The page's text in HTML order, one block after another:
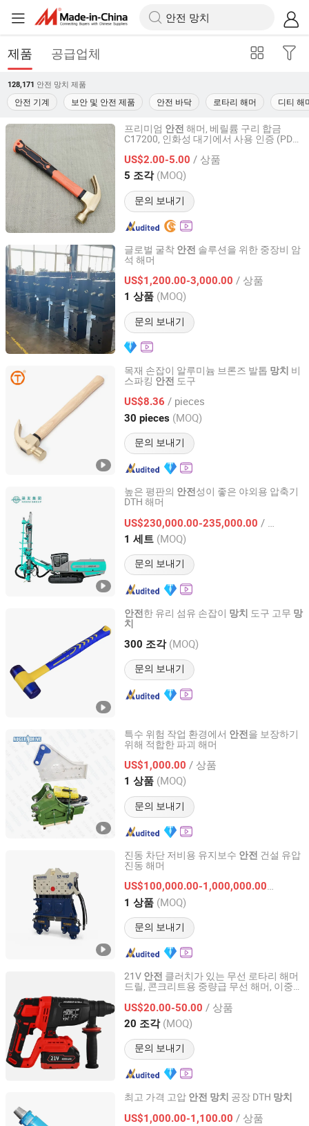
제품 공급업체
128,171 안전 망치 제품
안전 기계 보안 및 안전 제품 안전 바닥 로타리 해머 디티 해
프리미엄 안전 해머, 베릴륨 구리 합금
C17200, 인화성 대기에서 사용 인증 (PDF
US$2.00-5.00 / 상품
5 조각 (MOQ)
문의 보내기
Linyi Xuhong Machinery Tools Co.,Ltd,
Shandong, China 이후 2020
글로벌 굴착 안전 솔루션을 위한 중장비 암
석 해머
US$1,200.00-3,000.00 / 상품
1 상품 (MOQ)
문의 보내기
Hebei Ruigong Hydraulic Machinery Co., Ltd.
Hebei, China 이후 2025
목재 손잡이 알루미늄 브론즈 발톱 망치 비
스파킹 안전 도구
US$8.36 / pieces
30 pieces (MOQ)
문의 보내기
Hebei Sinotools Industrial Co., Ltd.
Hebei, China 이후 2025
높은 평판의 안전성이 좋은 야외용 압축기
DTH 해머
US$230,000.00-235,000.00 / 세트
1 세트 (MOQ)
문의 보내기
Zhengzhou Hanfa Prospecting Machinery Co., Ltd.
Henan, China 이후 2012
안전한 유리 섬유 손잡이 망치 도구 고무 망
치
300 조각 (MOQ)
문의 보내기
SHANGHAI JUST BETTER TOOLS CO., LTD.
Shanghai, China 이후 2022
특수 위험 작업 환경에서 안전 을 보장하기
위해 적합한 파괴 해머
US$1,000.00 / 상품
1 상품 (MOQ)
문의 보내기
Tianjin Wanli Machinery Manufacturing Co., Ltd.
Tianjin, China 이후 2021
진동 차단 저비용 유지보수 안전 건설 유압
진동 해머
US$100,000.00-1,000,000.00
/ 상품
1 상품 (MOQ)
문의 보내기
Zhejiang Yongan Construction Machinery Co., Ltd
Zhejiang, China 이후 2023
21V 안전 클러치가 있는 무선 로타리 해머
드릴, 콘크리트용 중량급 무선 해머, 이중
US$20.00-50.00 / 상품
20 조각 (MOQ)
문의 보내기
Cixishi Chengben Bearing Co., Ltd.
Zhejiang, China 이후 2011
최고 가격 고압 안전 망치 공장 DTH 망치
US$1,000.00-1,100.00 / 상품
Ji Ning Hengwang Mining Machinery Co., Ltd.